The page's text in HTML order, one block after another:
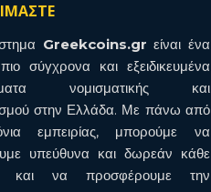
Greekcoins.gr είναι ένα
σύγχρονα και εξειδικευμένα
νομισματικής και
στην Ελλάδα. Με πάνω από
εμπειρίας, μπορούμε να
υπεύθυνα και δωρεάν κάθε
και να προσφέρουμε την